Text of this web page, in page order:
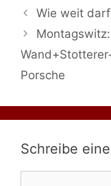
Wie weit
Porsche
Schreibe